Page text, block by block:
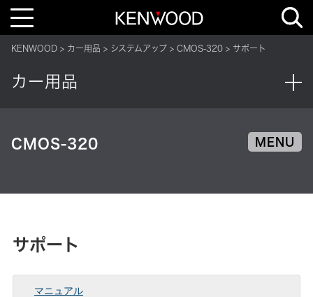
T
l
a
v
i
o
KENWOOD カー用品 システムアップ CMOS-320 サポート
カー用品
CMOS-320 MENU
サポート
マニュアル